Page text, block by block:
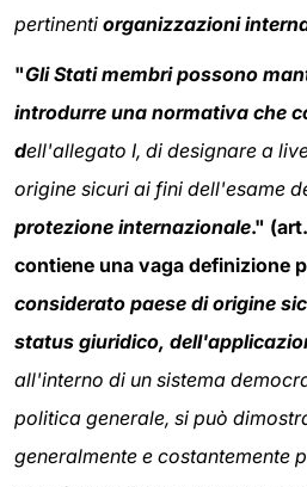
pertinenti organizzazioni
"Gli Stati membri possono
introdurre una normativa che
dell'allegato I, di designare a
origine sicuri ai fini dell'esame
protezione internazionale."
contiene una vaga definizione
considerato paese di origine
status giuridico,
all'interno di un sistema
politica generale, si può
generalmente e costantemente